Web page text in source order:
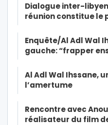
Dialogue inter-
réunion constitue le
Enquête/Al Adl Wal
gauche: “frapper
Al Adl Wal Ihssane,
l’amertume
Rencontre avec
réalisateur du film